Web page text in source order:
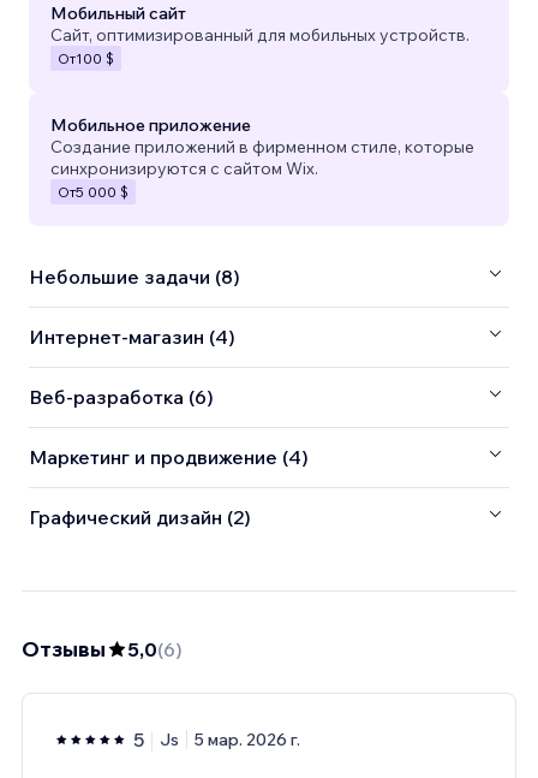
Мобильный сайт
Сайт, оптимизированный для мобильных устройств.
От100 $
Мобильное приложение
Создание приложений в фирменном стиле, которые
синхронизируются с сайтом Wix.
От5 000 $
Небольшие задачи (8)
Интернет-магазин (4)
Веб-разработка (6)
Маркетинг и продвижение (4)
Графический дизайн (2)
Отзывы 5,0(6)
5 Js 5 мар. 2026 г.